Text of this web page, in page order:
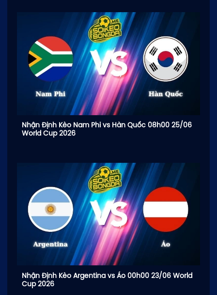
Nhận Định Kèo Nam Phi vs Hàn Quốc 08h00 25/06
World Cup 2026
Nhận Định Kèo Argentina vs Áo 00h00 23/06 World
Cup 2026